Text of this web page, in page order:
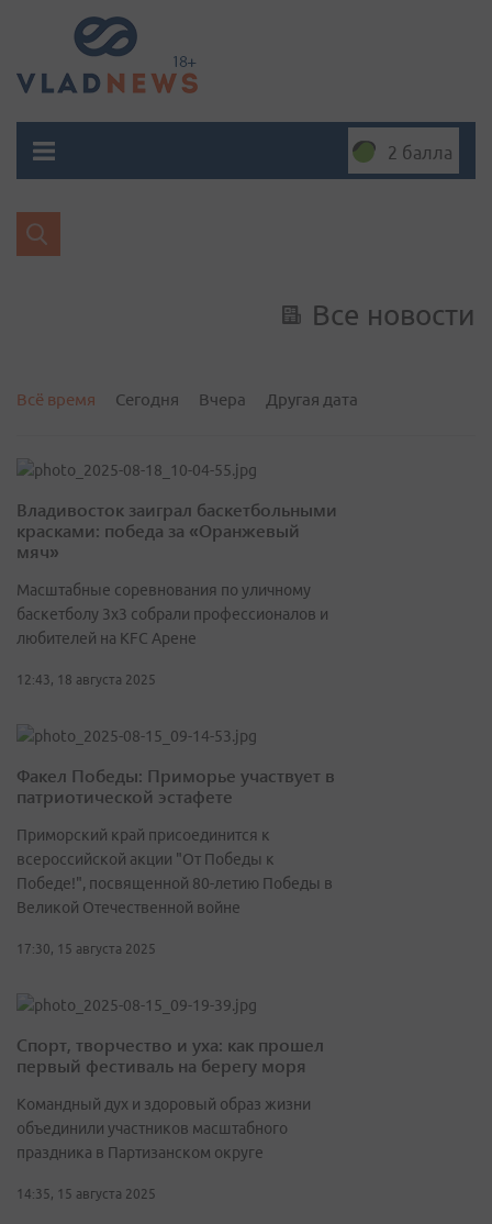
2 балла
Все новости
Всё время Сегодня Вчера Другая дата
Владивосток заиграл баскетбольными
красками: победа за «Оранжевый
мяч»
Масштабные соревнования по уличному
баскетболу 3х3 собрали профессионалов и
любителей на KFC Арене
12:43, 18 августа 2025
Факел Победы: Приморье участвует в
патриотической эстафете
Приморский край присоединится к
всероссийской акции "От Победы к
Победе!", посвященной 80-летию Победы в
Великой Отечественной войне
17:30, 15 августа 2025
Спорт, творчество и уха: как прошел
первый фестиваль на берегу моря
Командный дух и здоровый образ жизни
объединили участников масштабного
праздника в Партизанском округе
14:35, 15 августа 2025